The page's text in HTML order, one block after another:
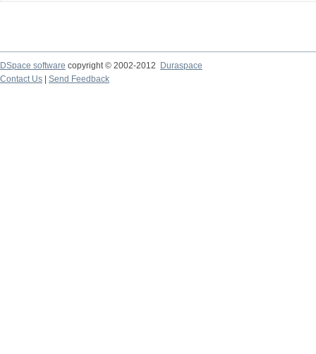
DSpace software copyright © 2002-2012
Duraspace
Contact Us
Send Feedback